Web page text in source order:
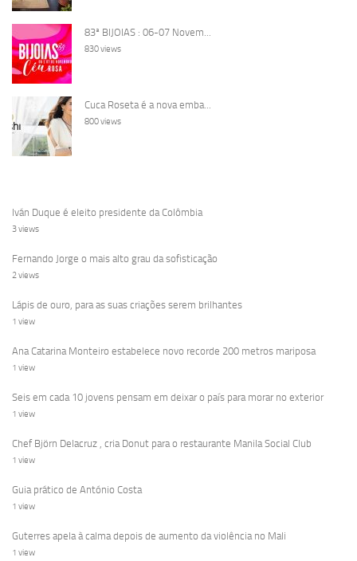
83ª BIJOIAS : 06-07 Novem...
830 views
Cuca Roseta é a nova emba...
800 views
Iván Duque é eleito presidente da Colômbia
3 views
Fernando Jorge o mais alto grau da sofisticação
2 views
Lápis de ouro, para as suas criações serem brilhantes
1 view
Ana Catarina Monteiro estabelece novo recorde 200 metros mariposa
1 view
Seis em cada 10 jovens pensam em deixar o país para morar no exterior
1 view
Chef Björn Delacruz , cria Donut para o restaurante Manila Social Club
1 view
Guia prático de António Costa
1 view
Guterres apela à calma depois de aumento da violência no Mali
1 view